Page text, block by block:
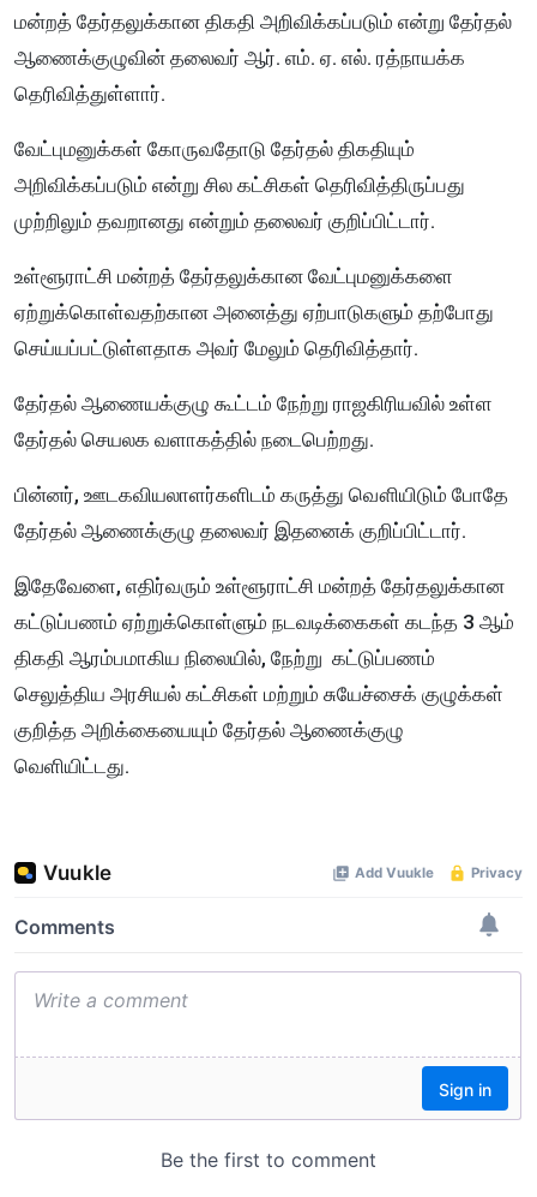
மன்றத் தேர்தலுக்கான திகதி அறிவிக்கப்படும் என்று தேர்தல்
ஆணைக்குழுவின் தலைவர் ஆர். எம். ஏ. எல். ரத்நாயக்க
தெரிவித்துள்ளார்.
வேட்புமனுக்கள் கோருவதோடு தேர்தல் திகதியும்
அறிவிக்கப்படும் என்று சில கட்சிகள் தெரிவித்திருப்பது
முற்றிலும் தவறானது என்றும் தலைவர் குறிப்பிட்டார்.
உள்ளூராட்சி மன்றத் தேர்தலுக்கான வேட்புமனுக்களை
ஏற்றுக்கொள்வதற்கான அனைத்து ஏற்பாடுகளும் தற்போது
செய்யப்பட்டுள்ளதாக அவர் மேலும் தெரிவித்தார்.
தேர்தல் ஆணையக்குழு கூட்டம் நேற்று ராஜகிரியவில் உள்ள
தேர்தல் செயலக வளாகத்தில் நடைபெற்றது.
பின்னர், ஊடகவியலாளர்களிடம் கருத்து வௌியிடும் போதே
தேர்தல் ஆணைக்குழு தலைவர் இதனைக் குறிப்பிட்டார்.
இதேவேளை, எதிர்வரும் உள்ளூராட்சி மன்றத் தேர்தலுக்கான
கட்டுப்பணம் ஏற்றுக்கொள்ளும் நடவடிக்கைகள் கடந்த 3 ஆம்
திகதி ஆரம்பமாகிய நிலையில், நேற்று கட்டுப்பணம்
செலுத்திய அரசியல் கட்சிகள் மற்றும் சுயேச்சைக் குழுக்கள்
குறித்த அறிக்கையையும் தேர்தல் ஆணைக்குழு
வெளியிட்டது.